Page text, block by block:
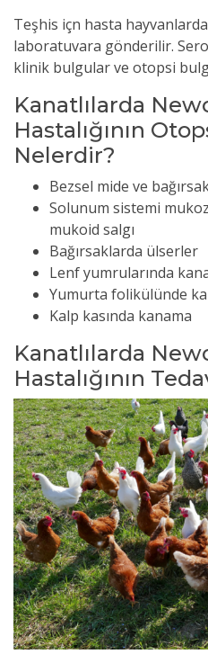
Teşhis içn hasta
laboratuvara gönderilir.
klinik bulgular ve otopsi
Kanatlılarda
Hastalığının
Nelerdir?
Bezsel mide ve
Solunum sistemi
mukoid salgı
Bağırsaklarda ülserler
Lenf yumrularında
Yumurta folikülünde
Kalp kasında kanama
Kanatlılarda
Hastalığının